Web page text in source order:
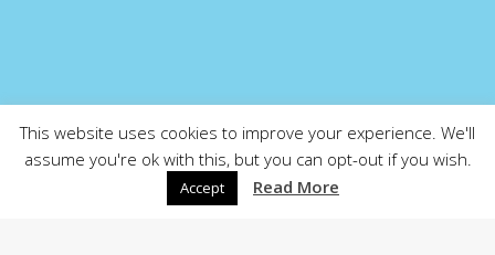
This website uses cookies to improve your experience. We'll
assume you're ok with this, but you can opt-out if you wish.
Accept Read More